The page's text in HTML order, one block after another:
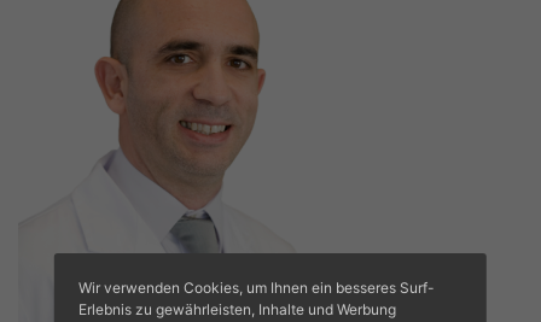
Wir verwenden Cookies, um Ihnen ein besseres Surf-
Erlebnis zu gewährleisten, Inhalte und Werbung